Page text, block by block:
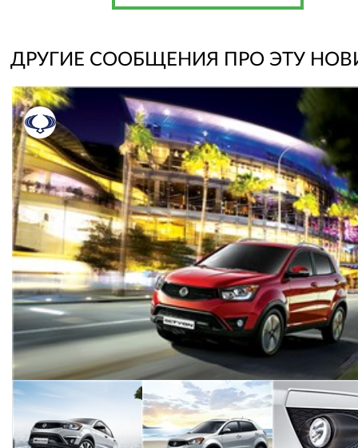
ДРУГИЕ СООБЩЕНИЯ ПРО ЭТУ